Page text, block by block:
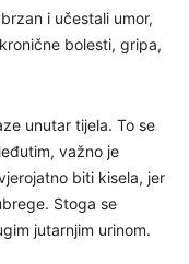
i učestali umor,
bolesti, gripa,
unutar tijela. To se
važno je
biti kisela, jer
Stoga se
jutarnjim urinom.